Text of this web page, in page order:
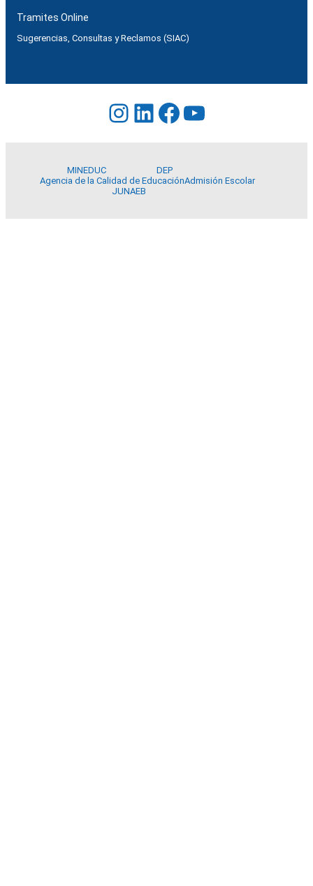
Tramites Online
Sugerencias, Consultas y Reclamos (SIAC)
Instagram
LinkedIn
Facebook
YouTube
MINEDUC
DEP
Agencia de la Calidad de EducaciónAdmisión Escolar
JUNAEB